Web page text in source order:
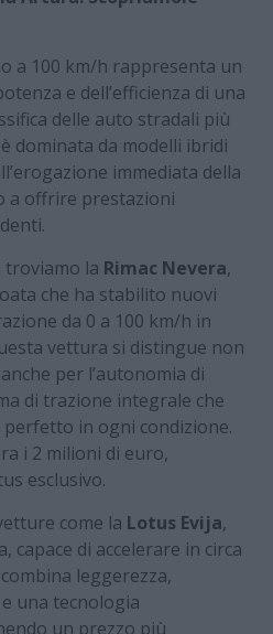
a 100 km/h rappresenta un
e dell’efficienza di una
delle auto stradali più
dominata da modelli ibridi
immediata della
a offrire prestazioni
troviamo la Rimac Nevera,
che ha stabilito nuovi
da 0 a 100 km/h in
vettura si distingue non
per l’autonomia di
di trazione integrale che
in ogni condizione.
i 2 milioni di euro,
esclusivo.
come la Lotus Evija,
capace di accelerare in circa
leggerezza,
una tecnologia
un prezzo più